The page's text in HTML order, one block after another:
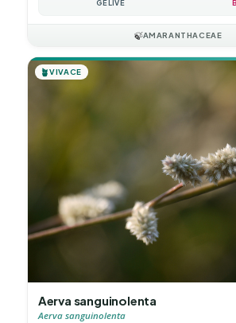
GÉLIVE
🍃AMARANTHACEAE
🪴VIVACE
Aerva sanguinolenta
Aerva sanguinolenta